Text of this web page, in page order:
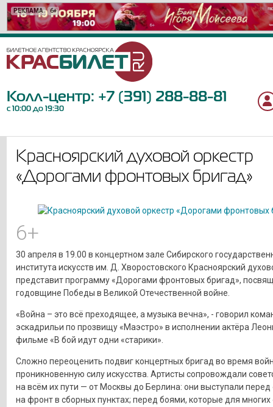
РЕКЛАМА 6+
РЕКЛАМА 12+
РЕКЛАМА 12+
РЕКЛАМА 12+
РЕКЛАМА 6+
РЕКЛАМА 6+
РЕКЛАМА 12+
РЕКЛАМА 16+
РЕКЛАМА 12+
РЕКЛАМА 12+
РЕКЛАМА 12+
РЕКЛАМА 12+
РЕКЛАМА 6+
РЕКЛАМА 12+
РЕКЛАМА 6+
РЕКЛАМА 0+
РЕКЛАМА 6+
РЕКЛАМА 18+
РЕКЛАМА 16+
Колл-центр: +7 (391) 288-88-81
с 10:00 до 19:30
Красноярский духовой оркестр
«Дорогами фронтовых бригад»
6+
30 апреля в 19.00 в концертном зале Сибирского
института искусств им. Д. Хворостовского Красноярский
представит программу «Дорогами фронтовых бригад»,
годовщине Победы в Великой Отечественной войне.
«Война – это всё преходящее, а музыка вечна», - говорил
эскадрильи по прозвищу «Маэстро» в исполнении актёра
фильме «В бой идут одни «старики».
Сложно переоценить подвиг концертных бригад во время
проникновенную силу искусства. Артисты сопровождали
на всём их пути — от Москвы до Берлина: они выступали перед
на фронт в сборных пунктах; перед боями, которые для многих